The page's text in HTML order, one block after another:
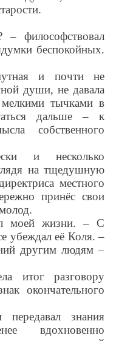
– философствовал
беспокойных.
и почти не
души, не давала
мелкими тычками в
дальше – к
собственного
и несколько
на тщедушную
местного
принёс свои
моей жизни. – С
убеждал её Коля. –
другим людям –
итог разговору
окончательного
знания
вдохновенно